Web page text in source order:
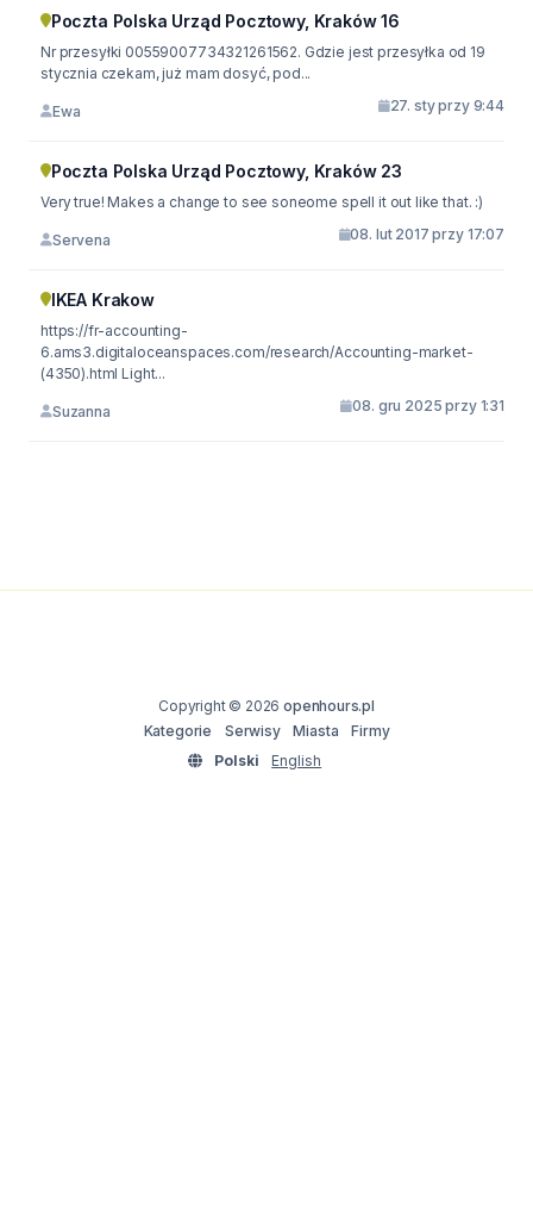
Poczta Polska Urząd Pocztowy, Kraków 16
Nr przesyłki 00559007734321261562. Gdzie jest przesyłka od 19
stycznia czekam, już mam dosyć, pod...
Ewa 27. sty przy 9:44
Poczta Polska Urząd Pocztowy, Kraków 23
Very true! Makes a change to see soneome spell it out like that. :)
Servena 08. lut 2017 przy 17:07
IKEA Krakow
https://fr-accounting-
6.ams3.digitaloceanspaces.com/research/Accounting-market-
(4350).html Light...
Suzanna 08. gru 2025 przy 1:31
Copyright © 2026openhours.pl
Kategorie
Serwisy Miasta
Firmy
Polski
English